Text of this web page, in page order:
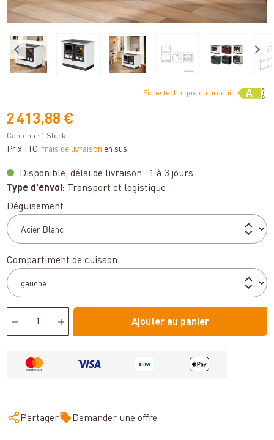
Fiche technique du produit
2 413,88 €
Contenu : 1 Stück
Prix TTC, frais de livraison en sus
Disponible, délai de livraison : 1 à 3 jours
Type d'envoi: Transport et logistique
Sélectionnez
Déguisement
Sélectionnez
Compartiment de cuisson
Ajouter au panier
Partager Demander une offre